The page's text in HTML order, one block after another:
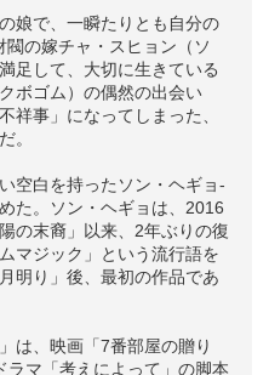
娘で、一瞬たりとも自分の
の嫁チャ・スヒョン（ソ
足して、大切に生きている
ボゴム）の偶然の出会い
祥事」になってしまった、
。
空白を持ったソン・ヘギョ-
た。ソン・ヘギョは、2016
の末裔」以来、2年ぶりの復
マジック」という流行語を
明り」後、最初の作品であ
は、映画「7番部屋の贈り
マ「考えによって」の脚本